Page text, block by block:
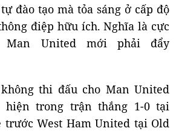
đào tạo mà tỏa sáng ở cấp độ
điệp hữu ích. Nghĩa là cực
United mới phải đẩy
thi đấu cho Man United
trong trận thắng 1-0 tại
trước West Ham United tại Old